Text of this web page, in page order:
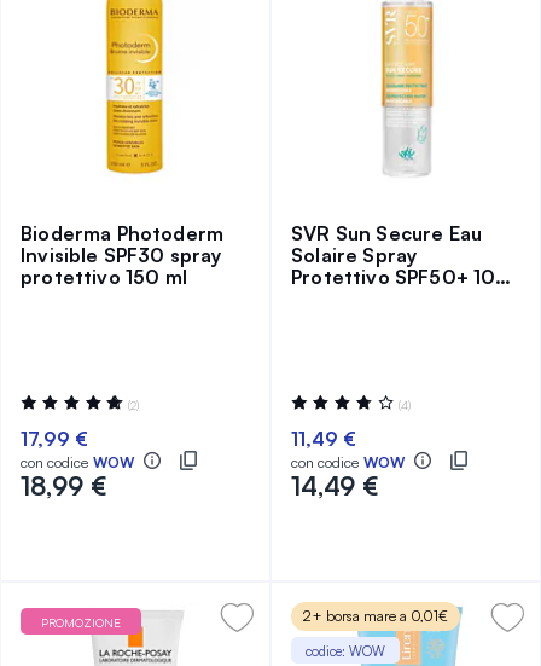
Bioderma Photoderm
Invisible SPF30 spray
protettivo 150 ml
Valutazione:
100%
(2)
17,99 €
con codice WOW
18,99 €
SVR Sun Secure Eau
Solaire Spray
Protettivo SPF50+ 100
Valutazione:
75%
(4)
11,49 €
con codice WOW
14,49 €
PROMOZIONE 2+ borsa mare a 0,01€
codice: WOW